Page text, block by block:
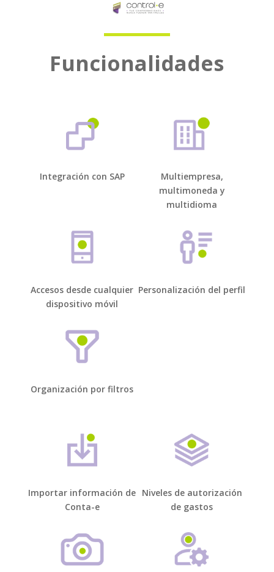
Funcionalidades
Integración con SAP
Multiempresa,
multimoneda y
multidioma
Accesos desde cualquier
dispositivo móvil
Personalización del perfil
Organización por filtros
Importar información de
Conta-e
Niveles de autorización
de gastos